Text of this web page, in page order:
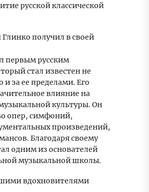
русской классической
получил в своей
первым русским
стал известен не
и за ее пределами. Его
влияние на
культуры. Он
опер, симфоний,
произведений,
Благодаря своему
одним из основателей
музыкальной школы.
вдохновителями